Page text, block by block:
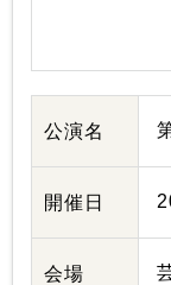
公演名
開催日
会場